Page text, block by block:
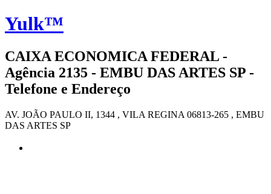
Yulk™
CAIXA ECONOMICA FEDERAL -
Agência 2135 - EMBU DAS ARTES SP -
Telefone e Endereço
AV. JOÃO PAULO II, 1344 , VILA REGINA 06813-265 , EMBU
DAS ARTES SP